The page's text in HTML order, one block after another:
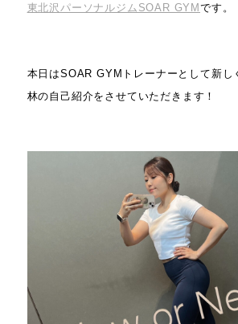
東北沢パーソナルジムSOAR GYM です。
本日はSOAR GYMトレーナーとして新し
林の自己紹介をさせていただきます！